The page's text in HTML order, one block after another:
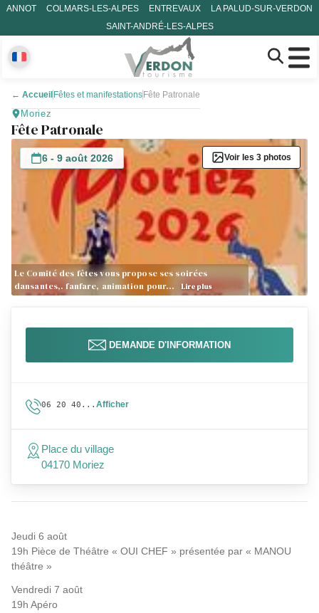
ANNOT COLMARS-LES-ALPES ENTREVAUX
LA PALUD-SUR-VERDON
SAINT-ANDRÉ-LES-ALPES
← Accueil Fêtes et manifestations Fête Patronale
Moriez
Fête Patronale
6 - 9 août 2026
Le Comité des fêtes vous propose ses soirées
dansantes,. fanfare, animation pour…
Lire plus
Voir les 3 photos
Jeudi 6 août
19h Pièce de Théâtre « OUI CHEF » présentée par « MANOU
théâtre »
Vendredi 7 août
19h Apéro
DEMANDE D'INFORMATION
06 20 40... Afficher
Place du village
04170 Moriez